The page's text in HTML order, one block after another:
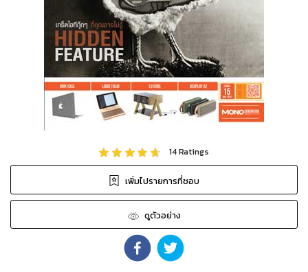
14Ratings
เพิ่มไปรายการที่ชอบ
ดูตัวอย่าง